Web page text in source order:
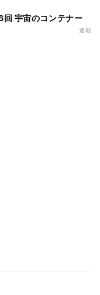
宇宙のコンテナー
連載